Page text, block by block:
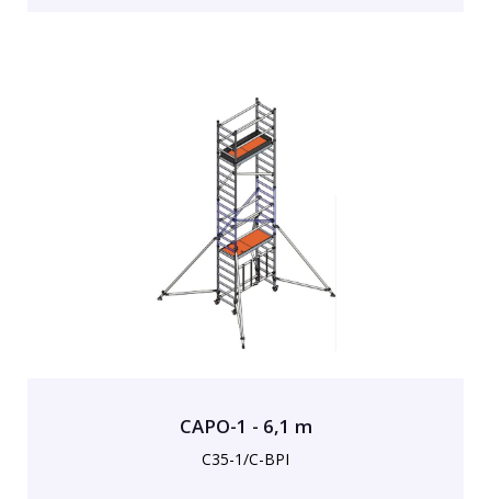
CAPO-1 - 6,1 m
C35-1/C-BPI